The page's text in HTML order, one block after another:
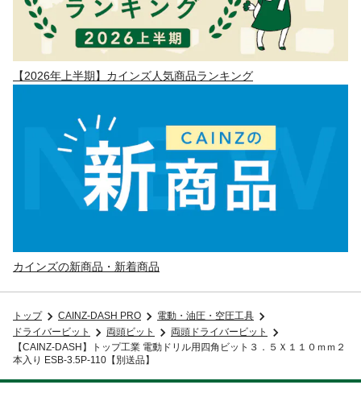
【2026年上半期】カインズ人気商品ランキング
カインズの新商品・新着商品
トップ CAINZ-DASH PRO
電動・油圧・空圧工具
ドライバービット
両頭ビット
両頭ドライバービット
【CAINZ-DASH】トップ工業 電動ドリル用四角ビット３．５Ｘ１１０ｍｍ２
本入り ESB-3.5P-110【別送品】